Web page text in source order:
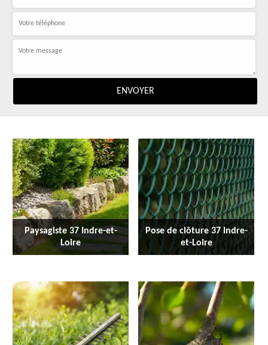
Paysagiste 37 Indre-et-
Loire
Pose de clôture 37 Indre-
et-Loire